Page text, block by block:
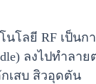
โลยี RF เป็น
ลงไปทำล
เสบ สิวอุดตัน